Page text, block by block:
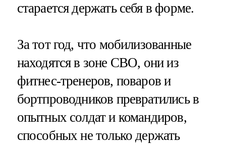
старается держать себя в форме.
За тот год, что мобилизованные
находятся в зоне СВО, они из
фитнес-тренеров, поваров и
бортпроводников превратились в
опытных солдат и командиров,
способных не только держать